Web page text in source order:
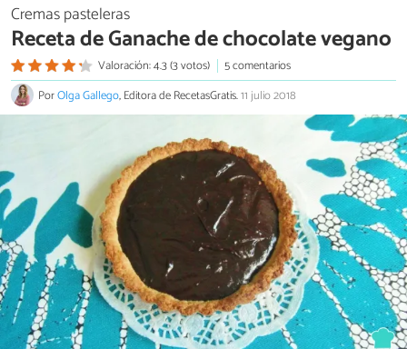
Cremas pasteleras
Receta de Ganache de chocolate vegano
Valoración: 4.3 (3 votos)
5 comentarios
PorOlga Gallego, Editora de RecetasGratis.11 julio 2018